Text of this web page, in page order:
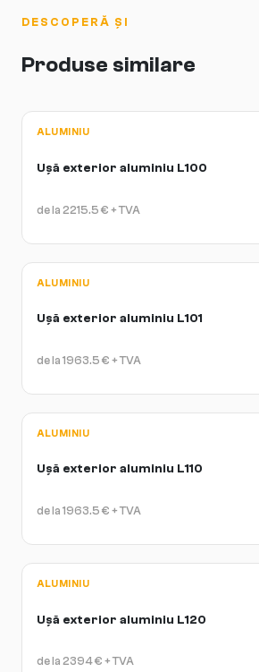
DESCOPERĂ ȘI
Produse similare
ALUMINIU
Ușă exterior aluminiu L100
de la 2215.5 € + TVA
ALUMINIU
Ușă exterior aluminiu L101
de la 1963.5 € + TVA
ALUMINIU
Ușă exterior aluminiu L110
de la 1963.5 € + TVA
ALUMINIU
Ușă exterior aluminiu L120
de la 2394€ + TVA